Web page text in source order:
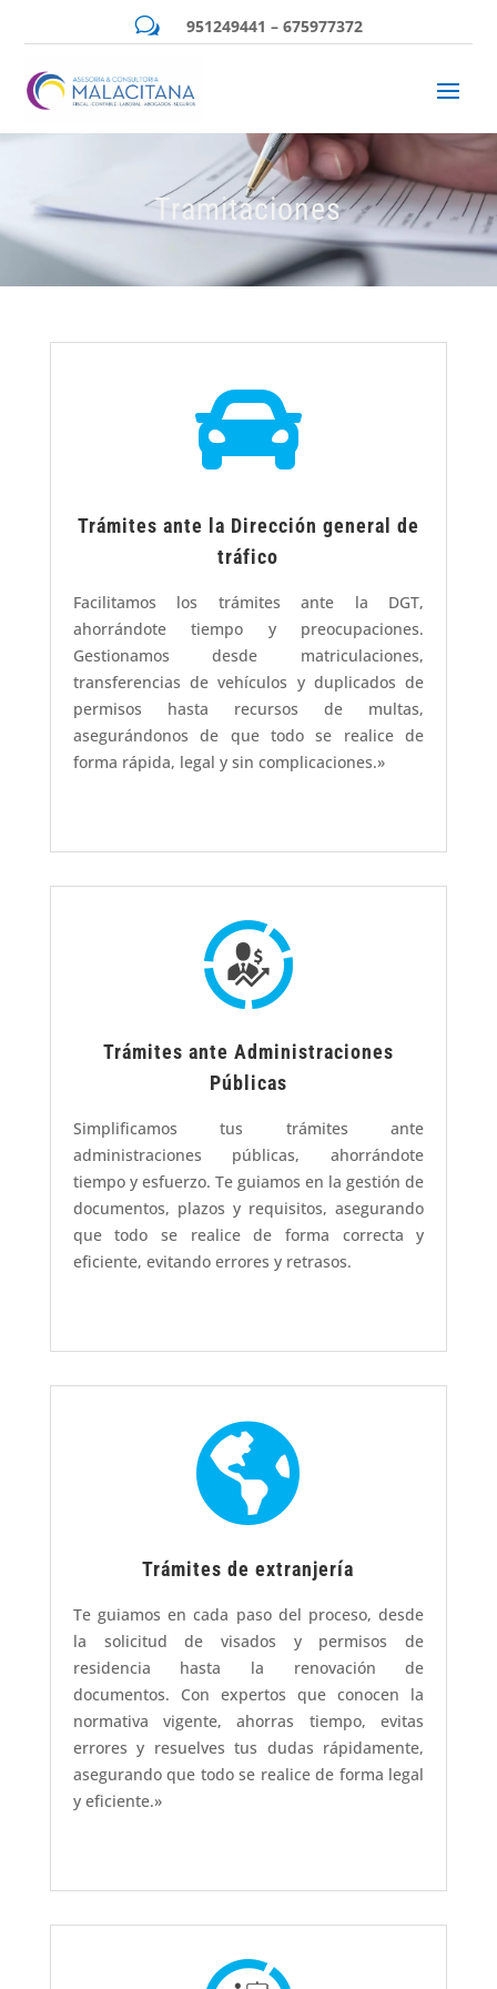
w 951249441 – 675977372
Tramitaciones

Trámites ante la Dirección general de
tráfico
Facilitamos los trámites ante la DGT,
ahorrándote tiempo y preocupaciones.
Gestionamos desde matriculaciones,
transferencias de vehículos y duplicados de
permisos hasta recursos de multas,
asegurándonos de que todo se realice de
forma rápida, legal y sin complicaciones.»
Trámites ante Administraciones
Públicas
Simplificamos tus trámites ante
administraciones públicas, ahorrándote
tiempo y esfuerzo. Te guiamos en la gestión de
documentos, plazos y requisitos, asegurando
que todo se realice de forma correcta y
eficiente, evitando errores y retrasos.

Trámites de extranjería
Te guiamos en cada paso del proceso, desde
la solicitud de visados y permisos de
residencia hasta la renovación de
documentos. Con expertos que conocen la
normativa vigente, ahorras tiempo, evitas
errores y resuelves tus dudas rápidamente,
asegurando que todo se realice de forma legal
y eficiente.»